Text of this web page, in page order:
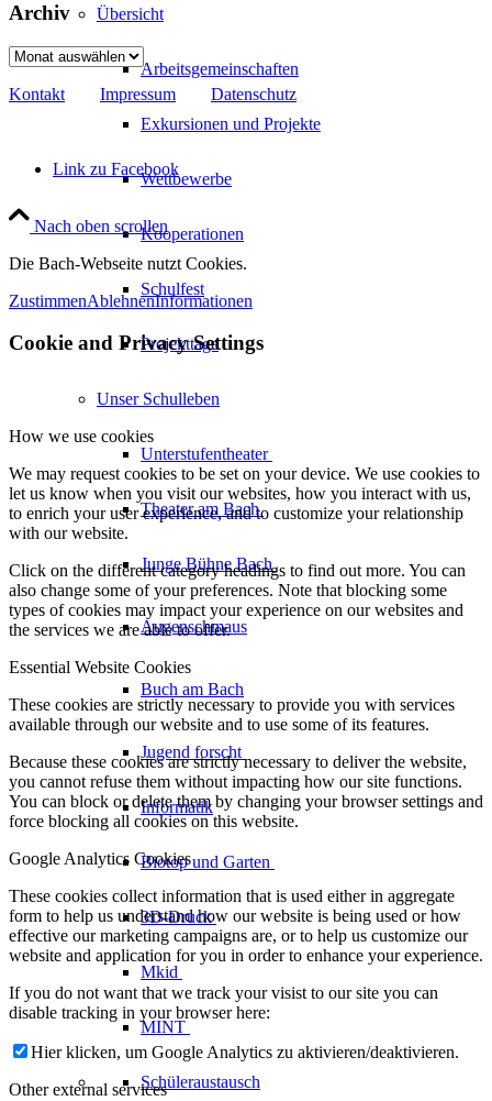
Übersicht
Arbeitsgemeinschaften
Exkursionen und Projekte
Wettbewerbe
Kooperationen
Schulfest
Projekttage
Unser Schulleben
Unterstufentheater
Theater am Bach
Junge BühneBach
Augenschmaus
Buch am Bach
Jugend forscht
Informatik
Biotop und Garten
3D-Druck
Mkid
MINT
Schüleraustausch
Archiv
Archiv
Kontakt Impressum Datenschutz
Link zu Facebook
Nach oben scrollen
Die Bach-Webseite nutzt Cookies.
ZustimmenAblehnenInformationen
Cookie and Privacy Settings
How we use cookies
We may request cookies to be set on your device. We use cookies to
let us know when you visit our websites, how you interact with us,
to enrich your user experience, and to customize your relationship
with our website.
Click on the different category headings to find out more. You can
also change some of your preferences. Note that blocking some
types of cookies may impact your experience on our websites and
the services we are able to offer.
Essential Website Cookies
These cookies are strictly necessary to provide you with services
available through our website and to use some of its features.
Because these cookies are strictly necessary to deliver the website,
you cannot refuse them without impacting how our site functions.
You can block or delete them by changing your browser settings and
force blocking all cookies on this website.
Google Analytics Cookies
These cookies collect information that is used either in aggregate
form to help us understand how our website is being used or how
effective our marketing campaigns are, or to help us customize our
website and application for you in order to enhance your experience.
If you do not want that we track your visist to our site you can
disable tracking in your browser here:
Hier klicken, um Google Analytics zu aktivieren/deaktivieren.
Other external services